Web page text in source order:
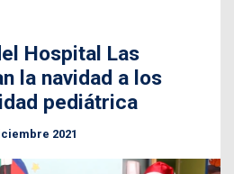
Hospital Las
la navidad a los
pediátrica
2021